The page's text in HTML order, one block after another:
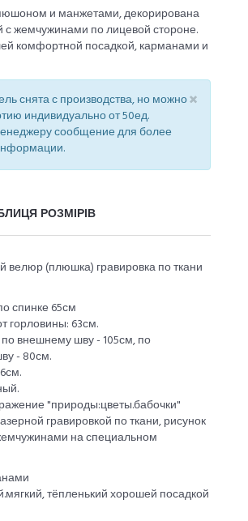
и манжетами, декорирована
с жемчужинами по лицевой стороне.
комфортной посадкой, карманами и
×
снята с производства, но можно
индивидуально от 50ед.
сообщение для более
РОЗМІРІВ
велюр (плюшка) гравировка по ткани
спинке 65см
горловины: 63см.
внешнему шву - 105см, по
- 80см.
"природы:цветы.бабочки"
гравировкой по ткани, рисунок
на специальном
тёпленький хорошей посадкой